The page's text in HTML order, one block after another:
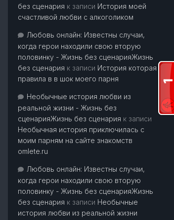
без сценария к записи История моей
счастливой любви с алкоголиком
Любовь онлайн: Известны случаи,
когда герои находили свою вторую
половинку - Жизнь без сценарияЖизнь
без сценария к записи История которая
правила в в шок моего парня
Необычные история любви из
реальной жизни - Жизнь без
сценарияЖизнь без сценария к записи
Необычная история приключилась с
моим парням на сайте знакомств
omlete.ru
Любовь онлайн: Известны случаи,
когда герои находили свою вторую
половинку - Жизнь без сценарияЖизнь
без сценария к записи Необычные
история любви из реальной жизни